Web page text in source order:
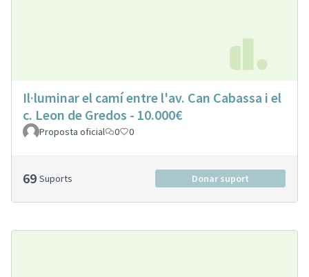
Il·luminar el camí entre l'av. Can Cabassa i el
c. Leon de Gredos - 10.000€
Proposta oficial 0 0
69 Suports Donar suport